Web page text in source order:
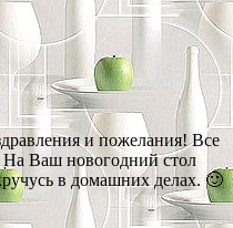
и пожелания! Все
Ваш новогодний стол
в домашних делах. 🙂